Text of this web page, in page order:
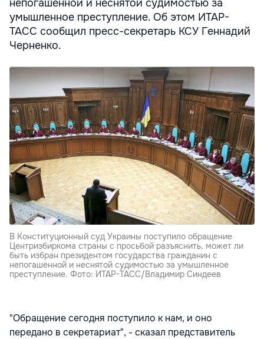
непогашенной и неснятой судимостью за
умышленное преступление. Об этом ИТАР-
ТАСС сообщил пресс-секретарь КСУ Геннадий
Черненко.
В Конституционный суд Украины поступило обращение
Центризбиркома страны с просьбой разъяснить, может ли
быть избран президентом государства гражданин с
непогашенной и неснятой судимостью за умышленное
преступление. Фото: ИТАР-ТАСС/Владимир Синдеев
"Обращение сегодня поступило к нам, и оно
передано в секретариат", - сказал представитель